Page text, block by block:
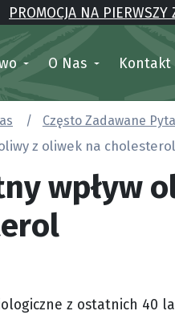
PROMOCJA NA PIERWSZY
O Nas Kontakt
Często Zadawane
z oliwek na cholesterol
wpływ
z ostatnich 40